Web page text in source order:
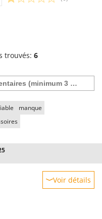
trouvés: 6
manque
Voir détails